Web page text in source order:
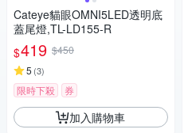
Cateye貓眼OMNI5LED透明底
蓋尾燈,TL-LD155-R
$419 $450
5 (3)
限時下殺 券
加入購物車